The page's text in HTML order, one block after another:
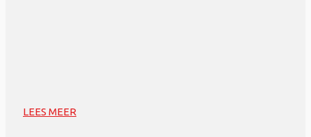
LEES MEER